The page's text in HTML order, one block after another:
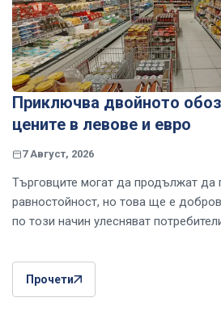
Приключва двойното
цените в левове и евро
7 Август, 2026
Търговците могат да продължат да
равностойност, но това ще е
по този начин улесняват
Прочети